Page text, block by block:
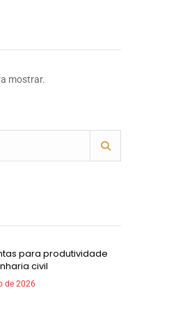
mostrar.
para produtividade
civil
de 2026